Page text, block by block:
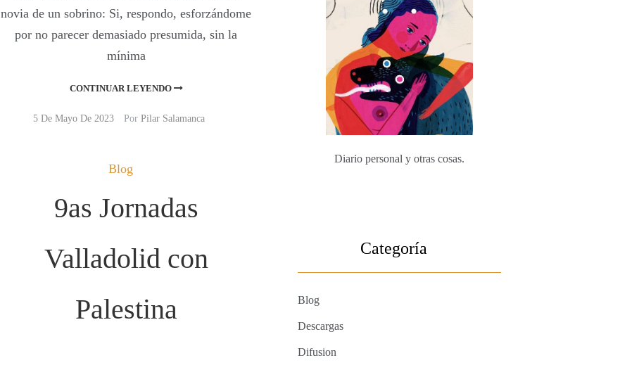
novia de un sobrino: Si, respondo, esforzándome
por no parecer demasiado presumida, sin la
mínima
CONTINUAR LEYENDO
5 De Mayo De 2023 PorPilar Salamanca
Blog
9as Jornadas
Valladolid con
Palestina
Diario personal y otras cosas.
Categoría
Blog
Descargas
Difusion